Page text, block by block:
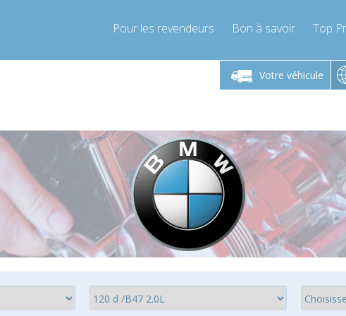
Pour les revendeurs Bon à savoir Top
Votre véhicule
Lundi-Vendredi 9h-17h Lundi-Vendredi 9h-17h
info@compressor-express.fr
Lundi-